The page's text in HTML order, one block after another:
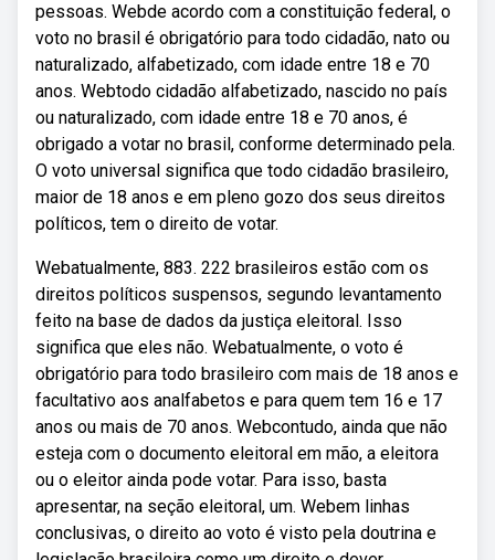
pessoas. Webde acordo com a constituição federal, o
voto no brasil é obrigatório para todo cidadão, nato ou
naturalizado, alfabetizado, com idade entre 18 e 70
anos. Webtodo cidadão alfabetizado, nascido no país
ou naturalizado, com idade entre 18 e 70 anos, é
obrigado a votar no brasil, conforme determinado pela.
O voto universal significa que todo cidadão brasileiro,
maior de 18 anos e em pleno gozo dos seus direitos
políticos, tem o direito de votar.
Webatualmente, 883. 222 brasileiros estão com os
direitos políticos suspensos, segundo levantamento
feito na base de dados da justiça eleitoral. Isso
significa que eles não. Webatualmente, o voto é
obrigatório para todo brasileiro com mais de 18 anos e
facultativo aos analfabetos e para quem tem 16 e 17
anos ou mais de 70 anos. Webcontudo, ainda que não
esteja com o documento eleitoral em mão, a eleitora
ou o eleitor ainda pode votar. Para isso, basta
apresentar, na seção eleitoral, um. Webem linhas
conclusivas, o direito ao voto é visto pela doutrina e